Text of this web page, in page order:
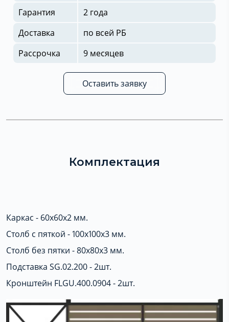
Гарантия
2 года
Доставка
по всей РБ
Рассрочка
9 месяцев
Оставить заявку
Комплектация
Каркас - 60х60х2 мм.
Столб с пяткой - 100х100х3 мм.
Столб без пятки - 80х80х3 мм.
Подставка SG.02.200 - 2шт.
Кронштейн FLGU.400.0904 - 2шт.